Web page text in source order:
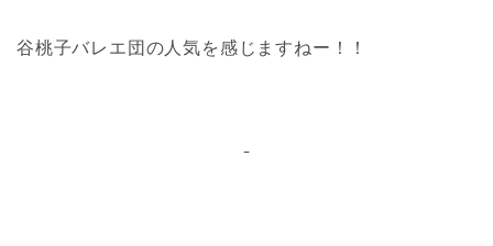
谷桃子バレエ団の人気を感じますねー！！